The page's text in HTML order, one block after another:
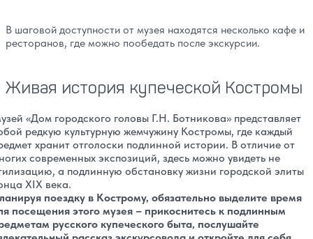
В шаговой доступности от музея находятся несколько кафе и
ресторанов, где можно пообедать после экскурсии.
Живая история купеческой Костромы
«Дом городского головы Г.Н. Ботникова» представляет
редкую культурную жемчужину Костромы, где каждый
хранит отголоски подлинной истории. В отличие от
современных экспозиций, здесь можно увидеть не
а подлинную обстановку жизни городской элиты
XIX века.
поездку в Кострому, обязательно выделите время
посещения этого музея – прикоснитесь к подлинным
русского купеческого быта, послушайте